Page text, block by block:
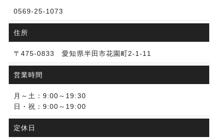
0569-25-1073
住所
〒475-0833 愛知県半田市花園町2-1-11
営業時間
月～土：9:00～19:30
日・祝：9:00～19:00
定休日